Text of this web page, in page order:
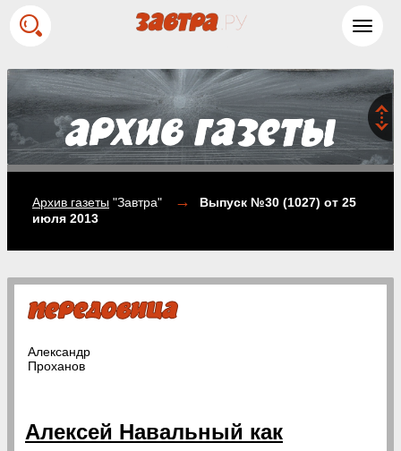
Архив газеты "Завтра" → Выпуск №30 (1027) от 25
июля 2013
Александр
Проханов
Алексей Навальный как